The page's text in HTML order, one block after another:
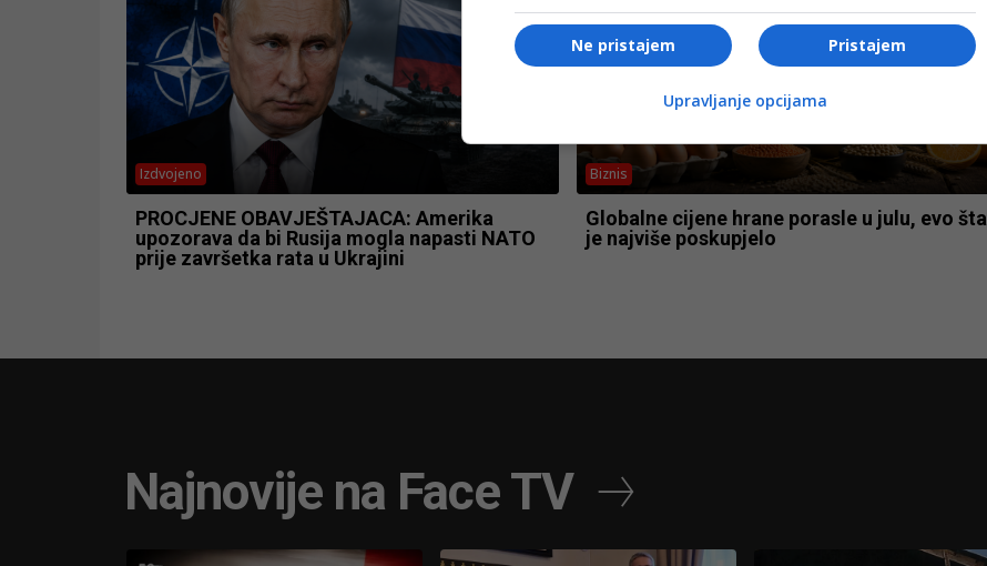
Izdvojeno
PROCJENE OBAVJEŠTAJACA: Amerika
upozorava da bi Rusija mogla napasti NATO
prije završetka rata u Ukrajini
Biznis
Globalne cijene hrane porasle u julu, evo šta
je najviše poskupjelo
Najnovije na Face TV
Pristajem
Ne pristajem
Upravljanje opcijama